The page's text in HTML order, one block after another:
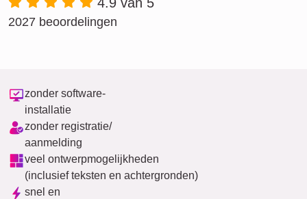
2027 beoordelingen
zonder software-
installatie
zonder registratie/
aanmelding
veel ontwerpmogelijkheden
(inclusief teksten en achtergronden)
snel en